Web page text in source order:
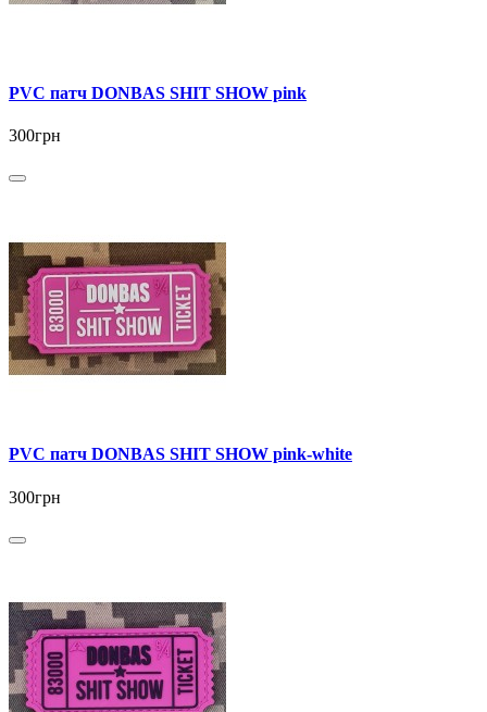
PVC патч DONBAS SHIT SHOW pink
300грн
PVC патч DONBAS SHIT SHOW pink-white
300грн